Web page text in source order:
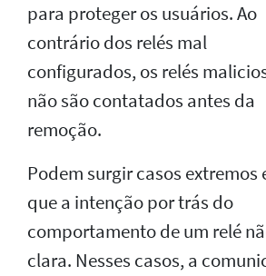
para proteger os usuários. Ao
contrário dos relés mal
configurados, os relés
não são contatados antes da
remoção.
Podem surgir casos extremos
que a intenção por trás do
comportamento de um relé
clara. Nesses casos, a